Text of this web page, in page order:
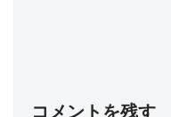
コメントを残す